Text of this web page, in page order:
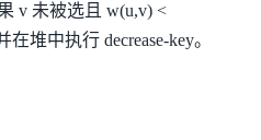
v 未被选且 w(u,v) <
堆中执行 decrease-key。